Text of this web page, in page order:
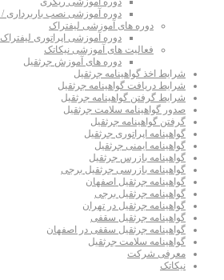
دوره آموزشی نصب باربرداری / Lifting Plan
دوره های آموزشی لیفتراک
دوره آموزشی اپراتوری لیفتراک
فعالیت های آموزشی نیکاتک
دوره های آموزش جرثقیل
شرایط اخذ گواهینامه جرثقیل
شرایط دریافت گواهینامه جرثقیل
شرایط گرفتن گواهینامه جرثقیل
صدور گواهینامه سلامت جرثقیل
گرفتن گواهینامه جرثقیل
گواهینامه اپراتوری جرثقیل
گواهینامه ایمنی جرثقیل
گواهینامه بازرس جرثقیل
گواهینامه بازرسی جرثقیل برجی
گواهینامه جرثقیل اصفهان
گواهینامه جرثقیل برجی
گواهینامه جرثقیل در تهران
گواهینامه جرثقیل سقفی
گواهینامه جرثقیل سقفی در اصفهان
گواهینامه سلامت جرثقیل
معرفی شرکت
نیکاتک